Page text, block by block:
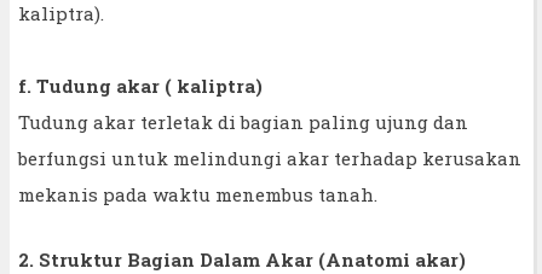
kaliptra).
f. Tudung akar ( kaliptra)
Tudung akar terletak di bagian paling ujung dan
berfungsi untuk melindungi akar terhadap kerusakan
mekanis pada waktu menembus tanah.
2. Struktur Bagian Dalam Akar (Anatomi akar)